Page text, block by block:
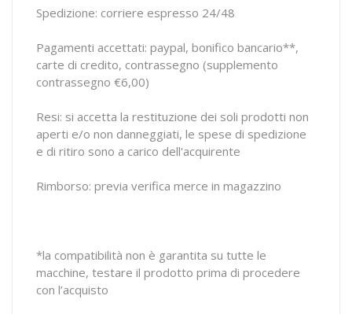
Spedizione: corriere espresso 24/48
Pagamenti accettati: paypal, bonifico bancario**,
carte di credito, contrassegno (supplemento
contrassegno €6,00)
Resi: si accetta la restituzione dei soli prodotti non
aperti e/o non danneggiati, le spese di spedizione
e di ritiro sono a carico dell'acquirente
Rimborso: previa verifica merce in magazzino
*la compatibilità non è garantita su tutte le
macchine, testare il prodotto prima di procedere
con l’acquisto